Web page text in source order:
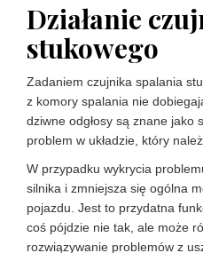
Działanie
stukowego
Zadaniem czujnika spalania
z komory spalania nie
dziwne odgłosy są znane jako
problem w układzie, który
W przypadku wykrycia
silnika i zmniejsza się ogólna
pojazdu. Jest to przydatna
coś pójdzie nie tak, ale może
rozwiązywanie problemów z